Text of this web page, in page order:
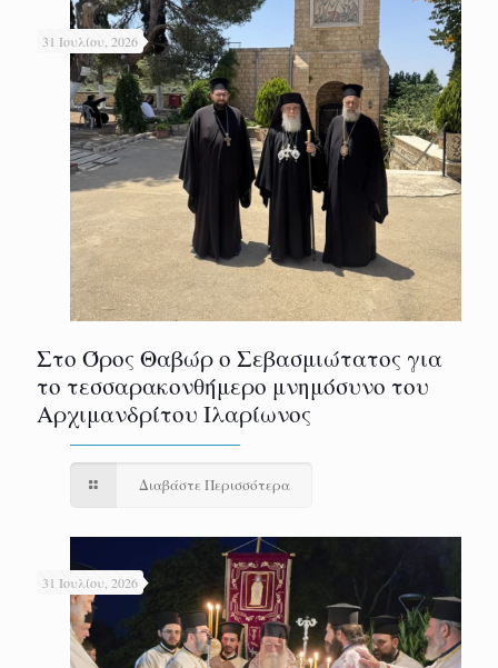
31 Ιουλίου, 2026
Στο Όρος Θαβώρ ο Σεβασμιώτατος για
το τεσσαρακονθήμερο μνημόσυνο του
Αρχιμανδρίτου Ιλαρίωνος
Διαβάστε Περισσότερα
31 Ιουλίου, 2026